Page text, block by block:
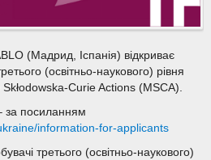
(Мадрид, Іспанія) відкриває
(освітньо-наукового) рівня
Skłodowska-Curie Actions (MSCA).
за посиланням
information-for-applicants
третього (освітньо-наукового)